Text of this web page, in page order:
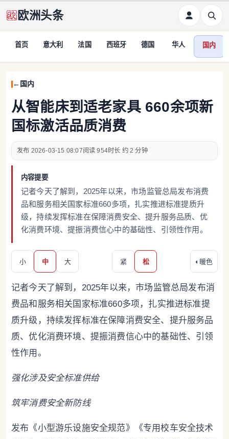
欧洲头条
首页 意大利 法国 西班牙 德国 华人 国内
国内
从智能床到适老家具 660余项新
国标激活品质消费
2026-03-15 08:07 954 约 2 分钟
内容提要
记者今天了解到，2025年以来，市场监管总局发布消费
品和服务相关国家标准660多项，扎实推进标准提质升
级，持续发挥标准在保障消费安全、提升服务品质、优
化消费环境、提振消费信心中的基础性、引领性作用。
小 中 大 紧 松 ◐ 暖色
记者今天了解到，2025年以来，市场监管总局发布消
费品和服务相关国家标准660多项，扎实推进标准提
质升级，持续发挥标准在保障消费安全、提升服务品
质、优化消费环境、提振消费信心中的基础性、引领
性作用。
强化涉及安全标准供给
筑牢消费安全新防线
发布《小型游乐设施安全规范》《专用校车安全技术